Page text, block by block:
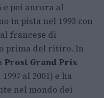
e poi ancora al
in pista nel 1993 con
francese di
prima del ritiro. In
Prost Grand Prix
al 2001) e ha
nel mondo dei